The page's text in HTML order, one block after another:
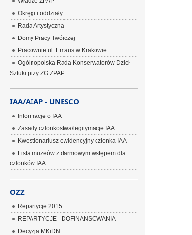
Okręgi i oddziały
Rada Artystyczna
Domy Pracy Twórczej
Pracownie ul. Emaus w Krakowie
Ogólnopolska Rada Konserwatorów Dzieł
Sztuki przy ZG ZPAP
IAA/AIAP - UNESCO
Informacje o IAA
Zasady członkostwa/legitymacje IAA
Kwestionariusz ewidencyjny członka IAA
Lista muzeów z darmowym wstępem dla
członków IAA
OZZ
Repartycje 2015
REPARTYCJE - DOFINANSOWANIA
Decyzja MKiDN